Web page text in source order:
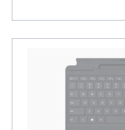
In den Warenkorb